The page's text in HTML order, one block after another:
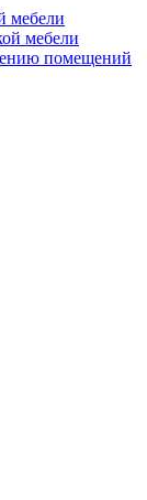
мебели
мебели
помещений